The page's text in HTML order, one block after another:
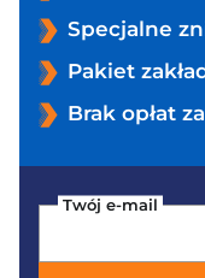
Specjalne
Pakiet
Brak opłat
Twój e-mail